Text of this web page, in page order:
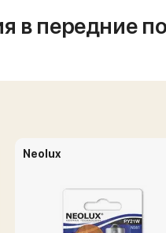
в передние
Neolux